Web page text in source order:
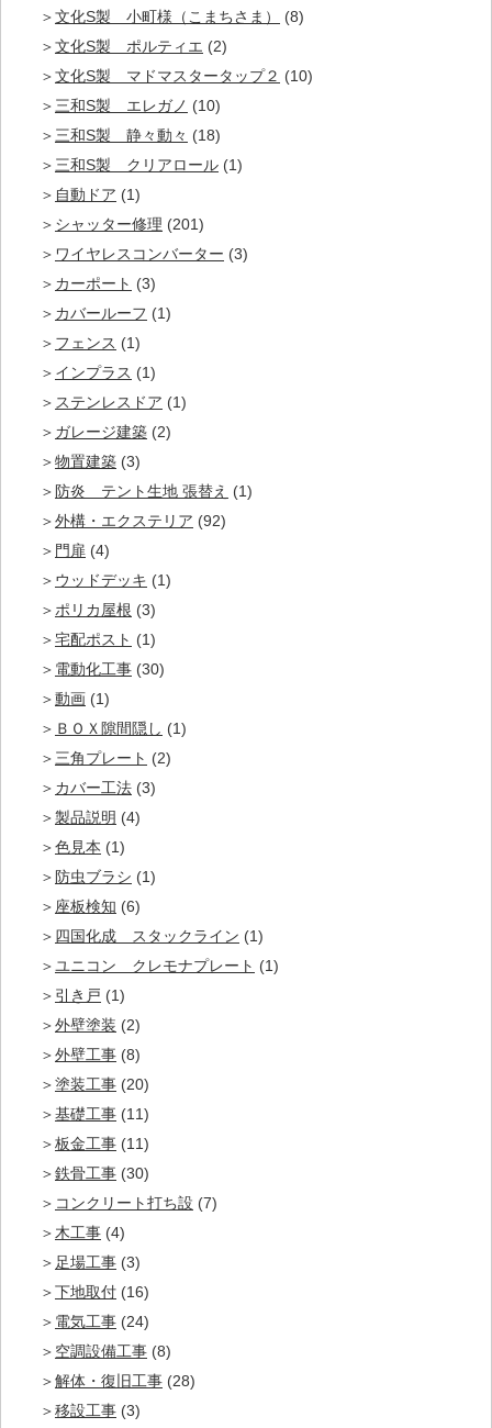
文化S製 小町様（こまちさま）
(8)
文化S製 ポルティエ (2)
文化S製 マドマスタータップ２ (10)
三和S製 エレガノ (10)
三和S製 静々動々 (18)
三和S製 クリアロール (1)
自動ドア (1)
シャッター修理 (201)
ワイヤレスコンバーター (3)
カーポート (3)
カバールーフ (1)
フェンス (1)
インプラス (1)
ステンレスドア (1)
ガレージ建築 (2)
物置建築 (3)
防炎 テント生地 張替え (1)
外構・エクステリア (92)
門扉 (4)
ウッドデッキ (1)
ポリカ屋根 (3)
宅配ポスト (1)
電動化工事 (30)
動画 (1)
ＢＯＸ隙間隠し (1)
三角プレート (2)
カバー工法 (3)
製品説明 (4)
色見本 (1)
防虫ブラシ (1)
座板検知 (6)
四国化成 スタックライン (1)
ユニコン クレモナプレート (1)
引き戸 (1)
外壁塗装 (2)
外壁工事 (8)
塗装工事 (20)
基礎工事 (11)
板金工事 (11)
鉄骨工事 (30)
コンクリート打ち設 (7)
木工事 (4)
足場工事 (3)
下地取付 (16)
電気工事 (24)
空調設備工事 (8)
解体・復旧工事 (28)
移設工事 (3)